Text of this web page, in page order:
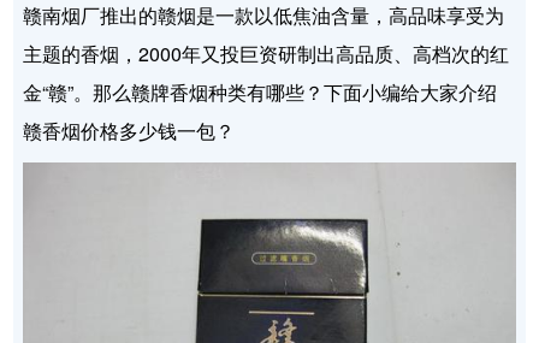
赣南烟厂推出的赣烟是一款以低焦油含量，高品味享受为
主题的香烟，2000年又投巨资研制出高品质、高档次的红
金“赣”。那么赣牌香烟种类有哪些？下面小编给大家介绍
赣香烟价格多少钱一包？